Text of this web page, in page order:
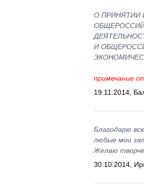
О ПРИНЯТИИ
И
примечание
19.11.2014,
Благодарю
любые мои
Желаю
30.10.2014,